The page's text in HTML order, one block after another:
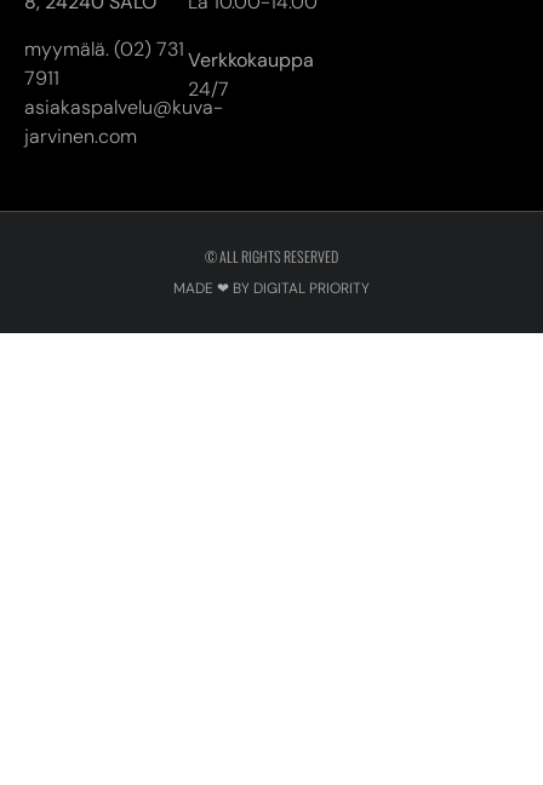
myymälä. (02) 731
7911
asiakaspalvelu@kuva-
jarvinen.com
Verkkokauppa
24/7
© ALL RIGHTS RESERVED
MADE ❤ BY DIGITAL PRIORITY